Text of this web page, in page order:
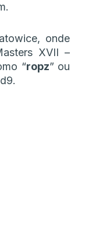
onde
XVII –
“ropz” ou